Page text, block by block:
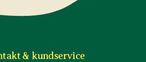
& kundservice